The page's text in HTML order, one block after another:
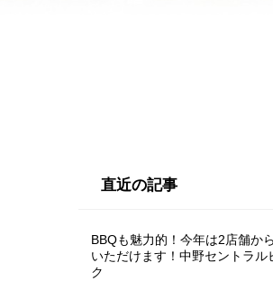
直近の記事
BBQも魅力的！今年は2店舗か
いただけます！中野セントラル
ク